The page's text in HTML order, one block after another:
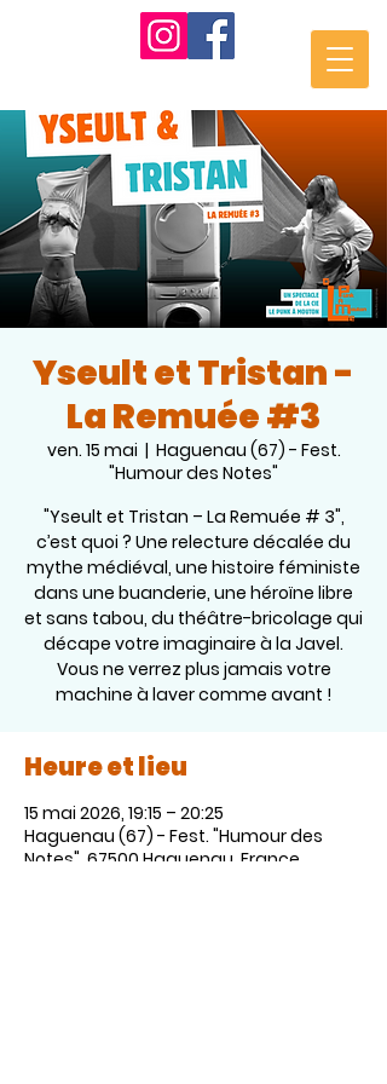
Yseult et Tristan -
La Remuée #3
ven. 15 mai
  |
Haguenau (67) - Fest.
"Humour des Notes"
"Yseult et Tristan – La Remuée # 3",
c’est quoi ? Une relecture décalée du
mythe médiéval, une histoire féministe
dans une buanderie, une héroïne libre
et sans tabou, du théâtre-bricolage qui
décape votre imaginaire à la Javel.
Vous ne verrez plus jamais votre
Heure et lieu
15 mai 2026, 19:15 – 20:25
Haguenau (67) - Fest. "Humour des
Notes", 67500 Haguenau, France